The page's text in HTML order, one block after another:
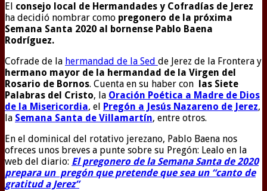
El consejo local de Hermandades y Cofradías de Jerez
ha decidió nombrar como pregonero de la próxima
Semana Santa 2020 al bornense Pablo Baena
Rodríguez.
Cofrade de la hermandad de la Sed de Jerez de la Frontera y
hermano mayor de la hermandad de la Virgen del
Rosario de Bornos. Cuenta en su haber con
las Siete
Palabras del Cristo, la Oración Poética a Madre de Dios
de la Misericordia, el Pregón a Jesús Nazareno de Jerez,
la Semana Santa de Villamartín, entre otros.
En el dominical del rotativo jerezano, Pablo Baena nos
ofreces unos breves a punte sobre su Pregón: Lealo en la
web del diario: El pregonero de la Semana Santa de 2020
prepara un pregón que pretende que sea un “canto de
gratitud a Jerez”